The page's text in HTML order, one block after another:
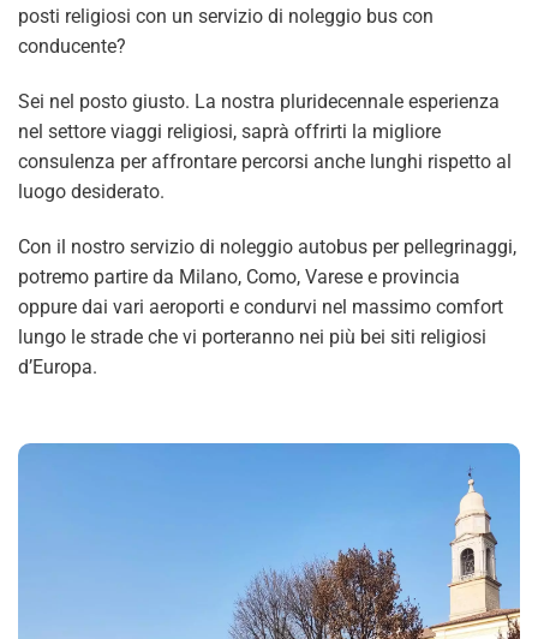
posti religiosi con un servizio di noleggio bus con
conducente?
Sei nel posto giusto. La nostra pluridecennale esperienza
nel settore viaggi religiosi, saprà offrirti la migliore
consulenza per affrontare percorsi anche lunghi rispetto al
luogo desiderato.
Con il nostro servizio di noleggio autobus per pellegrinaggi,
potremo partire da Milano, Como, Varese e provincia
oppure dai vari aeroporti e condurvi nel massimo comfort
lungo le strade che vi porteranno nei più bei siti religiosi
d’Europa.